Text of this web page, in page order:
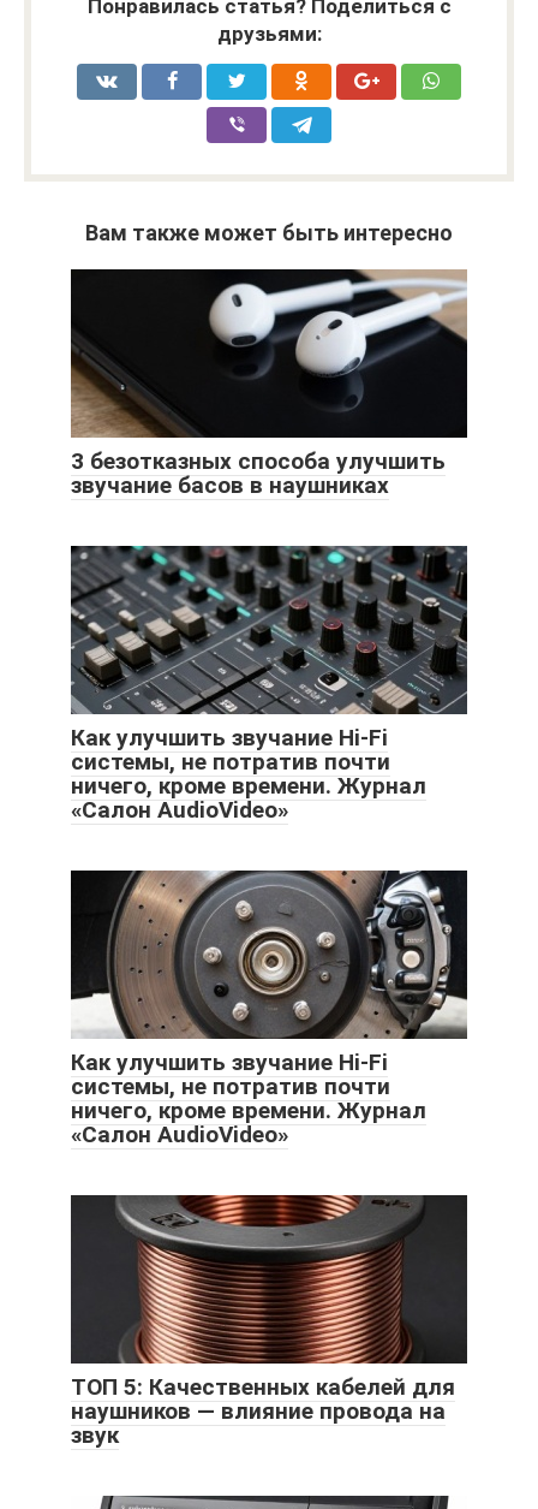
Понравилась статья? Поделиться с
друзьями:
Вам также может быть интересно
3 безотказных способа улучшить
звучание басов в наушниках
Как улучшить звучание Hi-Fi
системы, не потратив почти
ничего, кроме времени. Журнал
«Салон AudioVideo»
Как улучшить звучание Hi-Fi
системы, не потратив почти
ничего, кроме времени. Журнал
«Салон AudioVideo»
ТОП 5: Качественных кабелей для
наушников — влияние провода на
звук